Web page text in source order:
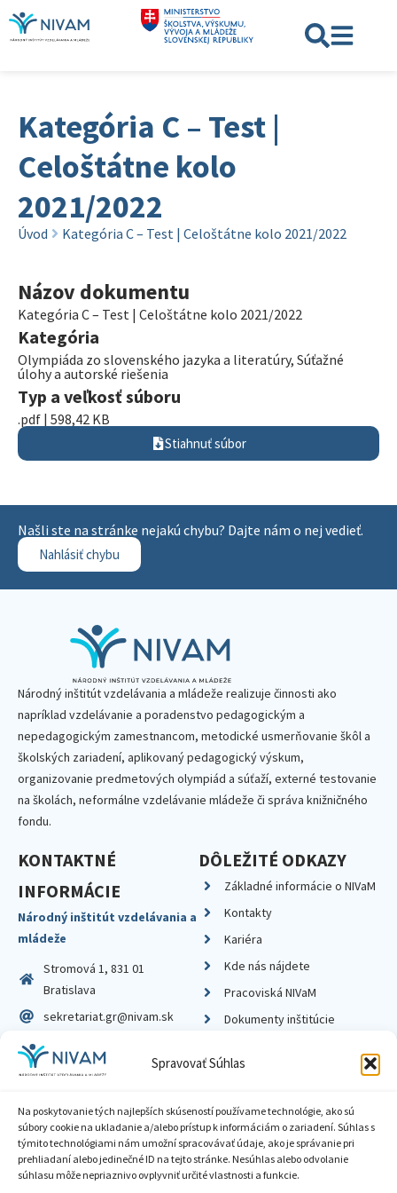
Spravovať Súhlas
Na poskytovanie tých najlepších skúseností používame technológie, ako sú
súbory cookie na ukladanie a/alebo prístup k informáciám o zariadení. Súhlas s
týmito technológiami nám umožní spracovávať údaje, ako je správanie pri
prehliadaní alebo jedinečné ID na tejto stránke. Nesúhlas alebo odvolanie
súhlasu môže nepriaznivo ovplyvniť určité vlastnosti a funkcie.
Kategória C – Test |
Celoštátne kolo
2021/2022
Úvod Kategória C – Test | Celoštátne kolo 2021/2022
Názov dokumentu
Kategória C – Test | Celoštátne kolo 2021/2022
Kategória
Olympiáda zo slovenského jazyka a literatúry, Súťažné
úlohy a autorské riešenia
Typ a veľkosť súboru
.pdf | 598,42 KB
Stiahnuť súbor
Našli ste na stránke nejakú chybu? Dajte nám o nej vedieť.
Nahlásiť chybu
Národný inštitút vzdelávania a mládeže realizuje činnosti ako
napríklad vzdelávanie a poradenstvo pedagogickým a
nepedagogickým zamestnancom, metodické usmerňovanie škôl a
školských zariadení, aplikovaný pedagogický výskum,
organizovanie predmetových olympiád a súťaží, externé testovanie
na školách, neformálne vzdelávanie mládeže či správa knižničného
fondu.
KONTAKTNÉ
INFORMÁCIE
Národný inštitút vzdelávania a
mládeže
Stromová 1, 831 01
Bratislava
sekretariat.gr@nivam.sk
IČO: 00164348
DIČ: 2020798714
DÔLEŽITÉ ODKAZY
Základné informácie o NIVaM
Kontakty
Kariéra
Kde nás nájdete
Pracoviská NIVaM
Dokumenty inštitúcie
Zásady ochrany súkromia